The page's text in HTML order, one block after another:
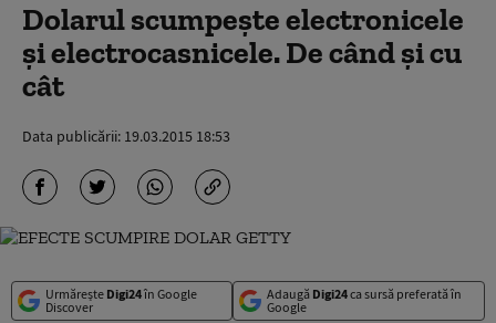
Dolarul scumpește electronicele
și electrocasnicele. De când și cu
cât
Data publicării: 19.03.2015 18:53
Urmărește Digi24în Google
Discover
Adaugă Digi24ca sursă preferată în
Google